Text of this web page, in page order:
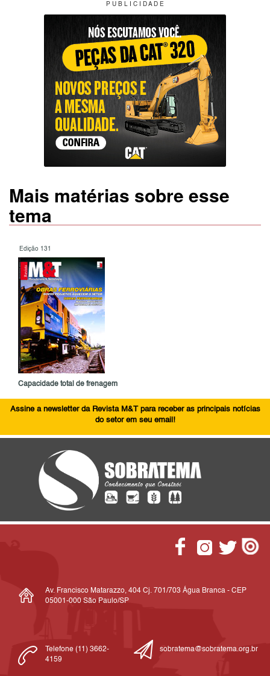
P U B L I C I D A D E
Mais matérias sobre esse
tema
Edição 131
Capacidade total de frenagem
Assine a newsletter da Revista M&T para receber as principais notícias
do setor em seu email!
Av. Francisco Matarazzo, 404 Cj. 701/703 Água Branca - CEP
05001-000 São Paulo/SP
Telefone (11) 3662-
4159
sobratema@sobratema.org.br